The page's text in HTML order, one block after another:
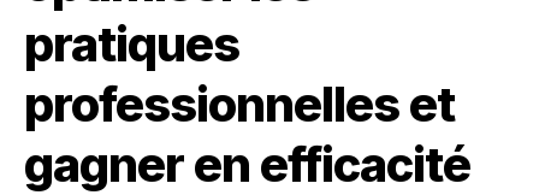
pratiques
professionnelles et
gagner en efficacité